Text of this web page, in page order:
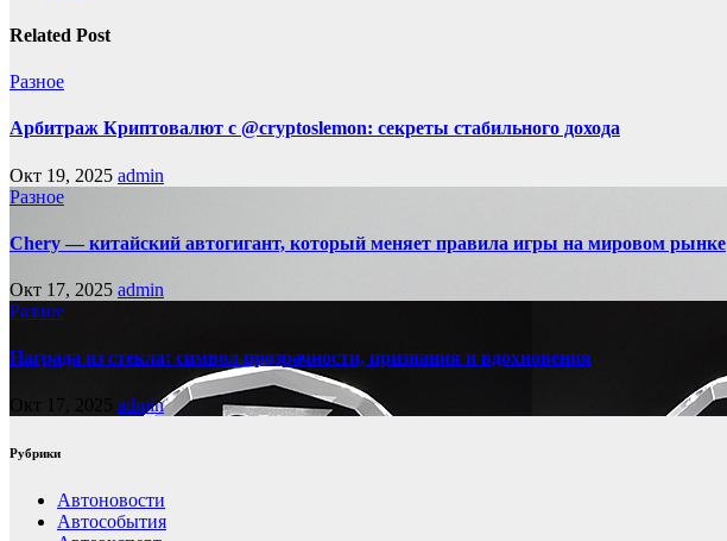
Related Post
Разное
Арбитраж Криптовалют с @cryptoslemon: секреты стабильного дохода
Окт 19, 2025 admin
Разное
Chery — китайский автогигант, который меняет правила игры на мировом рынке
Окт 17, 2025 admin
Разное
Награда из стекла: символ прозрачности, признания и вдохновения
Окт 17, 2025 admin
Рубрики
Автоновости
Автособытия